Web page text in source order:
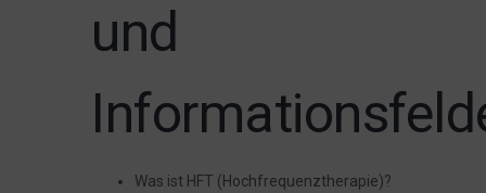
und
Was ist HFT (Hochfrequenztherapie)?